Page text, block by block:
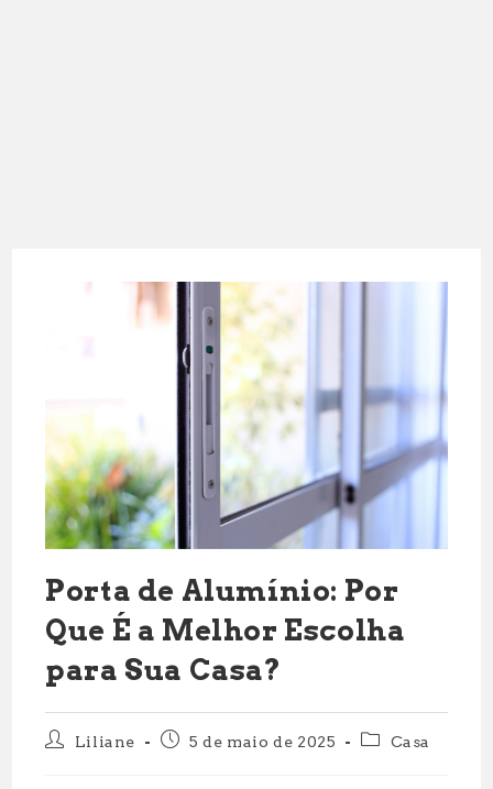
Porta de Alumínio: Por
Que É a Melhor Escolha
para Sua Casa?
AutorLiliane
Post5 de maio de 2025
Categoria
Casa